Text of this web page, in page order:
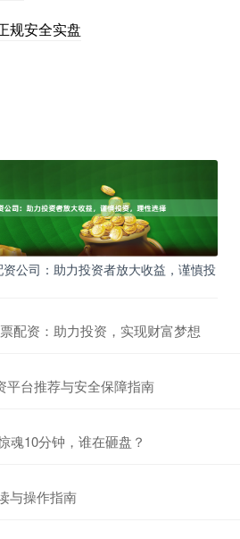
规安全实盘
公司：助力投资者放大收益，谨慎投
配资：助力投资，实现财富梦想
平台推荐与安全保障指南
魂10分钟，谁在砸盘？
与操作指南